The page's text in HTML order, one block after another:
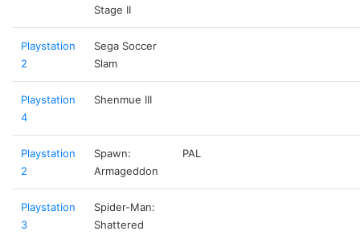
Stage II
Playstation
2
Sega Soccer
Slam
Playstation
4
Shenmue III
Playstation
2
Spawn:
Armageddon
PAL
Playstation
3
Spider-Man:
Shattered